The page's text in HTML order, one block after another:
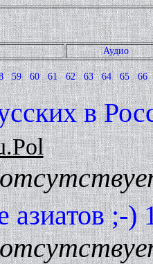
Аудио
59 60 61 62 63 64 65 66
в
азиатов ;-)